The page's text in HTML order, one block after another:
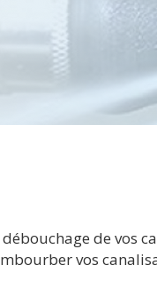
de vos
vos